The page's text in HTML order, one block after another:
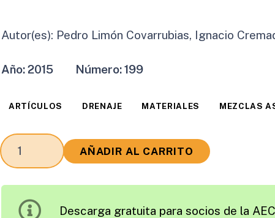
Autor(es): Pedro Limón Covarrubias, Ignacio
Año:2015 Número:199
ARTÍCULOS DRENAJE MATERIALES MEZCLAS
Pérdida
de
AÑADIR AL CARRITO
Descarga gratuita para socios de la